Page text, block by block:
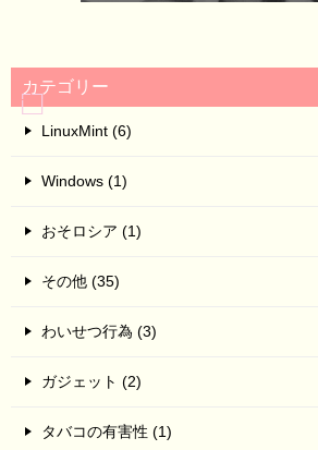
カテゴリー
LinuxMint (6)
Windows (1)
おそロシア (1)
その他 (35)
わいせつ行為 (3)
ガジェット (2)
タバコの有害性 (1)